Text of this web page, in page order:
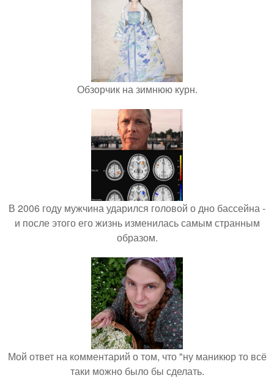
Обзорчик на зимнюю курн.
В 2006 году мужчина ударился головой о дно бассейна -
и после этого его жизнь изменилась самым странным
образом.
Мой ответ на комментарий о том, что "ну маникюр то всё
таки можно было бы сделать.